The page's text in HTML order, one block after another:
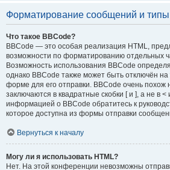
Форматирование сообщений и
Что такое BBCode?
BBCode — это особая реализация HTML,
возможности по форматированию отдельных
Возможность использования BBCode
однако BBCode также может быть отключён
форме для его отправки. BBCode очень похож
заключаются в квадратные скобки [ и ], а не в
информацией о BBCode обратитесь к
которое доступна из формы отправки
Вернуться к началу
Могу ли я использовать HTML?
Нет. На этой конференции невозможны